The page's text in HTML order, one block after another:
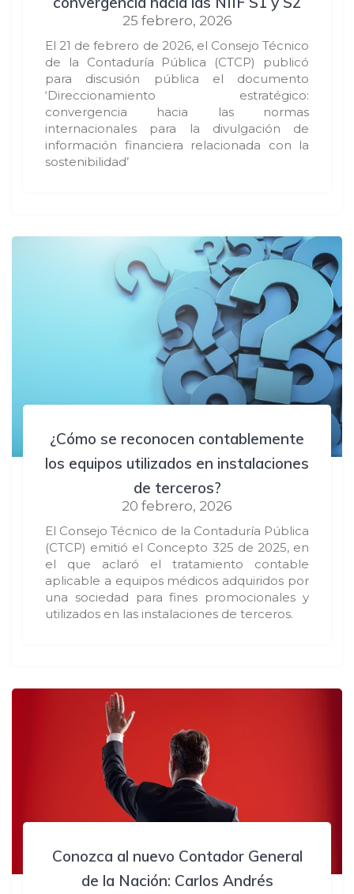
25 febrero, 2026
El 21 de febrero de 2026, el Consejo Técnico
de la Contaduría Pública (CTCP) publicó
para discusión pública el documento
‘Direccionamiento estratégico:
convergencia hacia las normas
internacionales para la divulgación de
información financiera relacionada con la
sostenibilidad’
¿Cómo se reconocen contablemente
los equipos utilizados en instalaciones
de terceros?
20 febrero, 2026
El Consejo Técnico de la Contaduría Pública
(CTCP) emitió el Concepto 325 de 2025, en
el que aclaró el tratamiento contable
aplicable a equipos médicos adquiridos por
una sociedad para fines promocionales y
utilizados en las instalaciones de terceros.
Conozca al nuevo Contador General
de la Nación: Carlos Andrés